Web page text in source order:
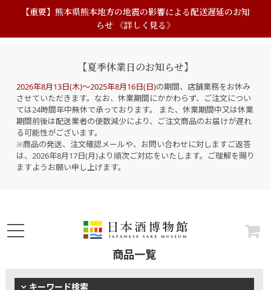
【重要】熊本県熊本地方の地震の影響による配送遅延のお知
らせ 《詳しく見る》
【夏季休業日のお知らせ】
2026年8月13日(木)～2025年8月16日(日)の期間、店舗業務をお休み
させていただきます。なお、休業期間にかかわらず、ご注文につい
ては24時間年中無休で承っております。 また、休業期間中又は休業
期間前後は配送業者の便数減少により、ご注文商品のお届けが遅れ
る可能性がございます。
※商品の発送、注文確認メールや、お問い合わせに対しますご返答
は、2026年8月17日(月)より順次ご対応をいたします。ご理解を賜り
ますようお願い申し上げます。
商品一覧
キーワード検索